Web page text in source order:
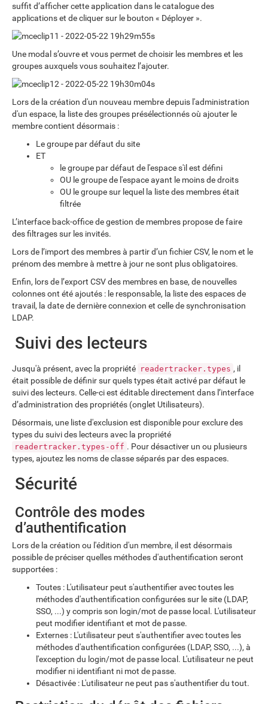
suffit d’afficher cette application dans le catalogue des
applications et de cliquer sur le bouton « Déployer ».
Une modal s’ouvre et vous permet de choisir les membres et les
groupes auxquels vous souhaitez l’ajouter.
Lors de la création d'un nouveau membre depuis l'administration
d'un espace, la liste des groupes présélectionnés où ajouter le
membre contient désormais :
Le groupe par défaut du site
ET
le groupe par défaut de l'espace s'il est défini
OU le groupe de l'espace ayant le moins de droits
OU le groupe sur lequel la liste des membres était
filtrée
L’interface back-office de gestion de membres propose de faire
des filtrages sur les invités.
Lors de l’import des membres à partir d’un fichier CSV, le nom et le
prénom des membre à mettre à jour ne sont plus obligatoires.
Enfin, lors de l’export CSV des membres en base, de nouvelles
colonnes ont été ajoutés : le responsable, la liste des espaces de
travail, la date de dernière connexion et celle de synchronisation
LDAP.
Suivi des lecteurs
Jusqu'à présent, avec la propriété readertracker.types , il
était possible de définir sur quels types était activé par défaut le
suivi des lecteurs. Celle-ci est éditable directement dans l’interface
d’administration des propriétés (onglet Utilisateurs).
Désormais, une liste d'exclusion est disponible pour exclure des
types du suivi des lecteurs avec la propriété
readertracker.types-off . Pour désactiver un ou plusieurs
types, ajoutez les noms de classe séparés par des espaces.
Sécurité
Contrôle des modes
d’authentification
Lors de la création ou l'édition d'un membre, il est désormais
possible de préciser quelles méthodes d'authentification seront
supportées :
Toutes : L'utilisateur peut s'authentifier avec toutes les
méthodes d'authentification configurées sur le site (LDAP,
SSO, ...) y compris son login/mot de passe local. L'utilisateur
peut modifier identifiant et mot de passe.
Externes : L'utilisateur peut s'authentifier avec toutes les
méthodes d'authentification configurées (LDAP, SSO, ...), à
l'exception du login/mot de passe local. L'utilisateur ne peut
modifier ni identifiant ni mot de passe.
Désactivée : L'utilisateur ne peut pas s'authentifier du tout.